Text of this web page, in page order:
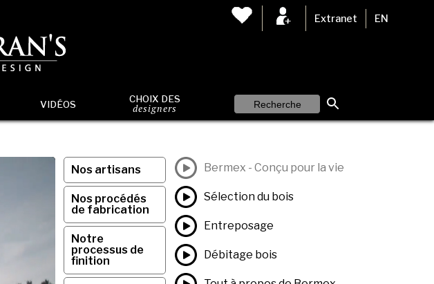
Extranet EN
VIDÉOS CHOIX DES
designers
Nos artisans
Nos procédés
de fabrication
Notre
processus de
finition
Bermex - Conçu pour la vie
Sélection du bois
Entreposage
Débitage bois